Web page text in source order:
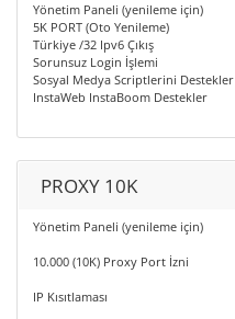
Yönetim Paneli (yenileme için)
5K PORT (Oto Yenileme)
Türkiye /32 Ipv6 Çıkış
Sorunsuz Login İşlemi
Sosyal Medya Scriptlerini Destekler
InstaWeb InstaBoom Destekler
PROXY 10K
Yönetim Paneli (yenileme için)
10.000 (10K) Proxy Port İzni
IP Kısıtlaması